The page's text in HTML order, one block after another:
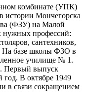
комбинате (УПК)
истории Мончегорска
(ФЗУ) на Малой
нужных профессий:
сантехников,
На базе школы ФЗО в
училище № 1.
Первый выпуск
В октябре 1949
в связи сокращением